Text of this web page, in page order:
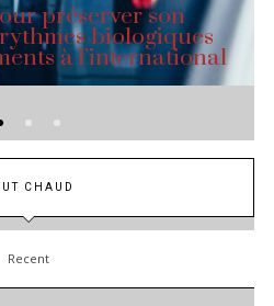
préserver son
biologiques
à l’international
CHAUD
Recent